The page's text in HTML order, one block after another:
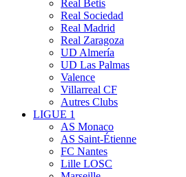
Real Betis
Real Sociedad
Real Madrid
Real Zaragoza
UD Almería
UD Las Palmas
Valence
Villarreal CF
Autres Clubs
LIGUE 1
AS Monaco
AS Saint-Étienne
FC Nantes
Lille LOSC